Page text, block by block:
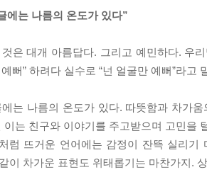
결정하는 요소
것과 딱딱한 것
르는 일
아지는 시기
새
내온 편지
걸었다
노의 감정이 스르륵 가라앉을 때까지.
지나치게 뜨거운 감정을 그곳에 남겨두고
를 대하는 방법」중에서
여행과 방황의 유사성에 대해 생각한 적
있다.
미하는 영어 단어 ‘tour’는 ‘순회하다’ ‘
여행길에 오른 사람은 언젠가는 여행의
에는 나름의 온도가 있다”
은 대개 아름답다. 그리고 예민하다. 우
뻐” 하려다 실수로 “넌 얼굴만 예뻐”라고
에는 나름의 온도가 있다. 따뜻함과 차가
이는 친구와 이야기를 주고받으며 고민을
럼 뜨거운 언어에는 감정이 잔뜩 실리
이 차가운 표현도 위태롭기는 마찬가지.